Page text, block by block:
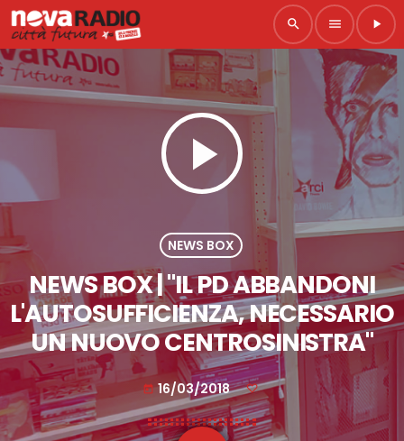
search menu play_arrow
play_arrow
NEWS BOX
NEWS BOX | "IL PD ABBANDONI
L'AUTOSUFFICIENZA, NECESSARIO
UN NUOVO CENTROSINISTRA"
today 16/03/2018